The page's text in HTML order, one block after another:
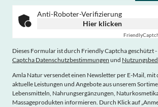
Anti-Roboter-Verifizierung
Hier klicken
Friendly
Dieses Formular ist durch Friendly Captcha geschützt -
Captcha Datenschutzbestimmungen und
Amla Natur versendet einen Newsletter per E-Mail, mit
aktuelle Leistungen und Angebote aus unserem
Lebensmitteln, Nahrungsergänzungen,
Massageprodukten informieren. Durch Klick auf